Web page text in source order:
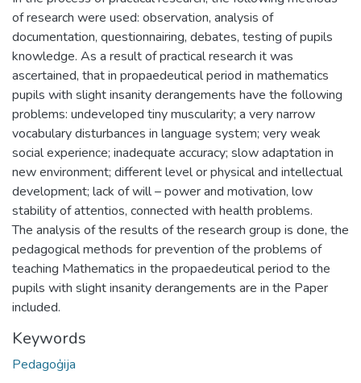
of research were used: observation, analysis of
documentation, questionnairing, debates, testing of pupils
knowledge. As a result of practical research it was
ascertained, that in propaedeutical period in mathematics
pupils with slight insanity derangements have the following
problems: undeveloped tiny muscularity; a very narrow
vocabulary disturbances in language system; very weak
social experience; inadequate accuracy; slow adaptation in
new environment; different level or physical and intellectual
development; lack of will – power and motivation, low
stability of attentios, connected with health problems.
The analysis of the results of the research group is done, the
pedagogical methods for prevention of the problems of
teaching Mathematics in the propaedeutical period to the
pupils with slight insanity derangements are in the Paper
included.
Keywords
Pedagoģija